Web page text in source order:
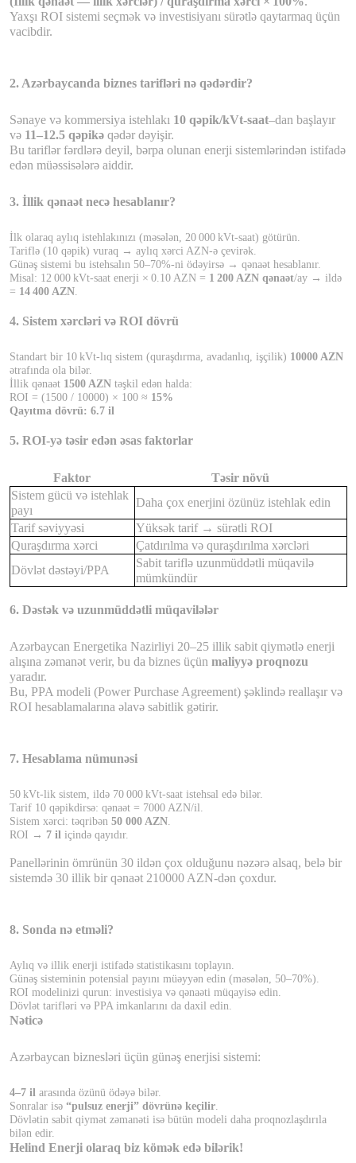
Yaxşı ROI sistemi seçmək və investisiyanı sürətlə qaytarmaq üçün
vacibdir.
2. Azərbaycanda biznes tarifləri nə qədərdir?
Sənaye və kommersiya istehlakı 10 qəpik/kVt-saat–dan başlayır
və 11–12.5 qəpikə qədər dəyişir.
Bu tariflər fərdlərə deyil, bərpa olunan enerji sistemlərindən istifadə
edən müəssisələrə aiddir.
3. İllik qənaət necə hesablanır?
İlk olaraq aylıq istehlakınızı (məsələn, 20 000 kVt-saat) götürün.
Tariflə (10 qəpik) vuraq → aylıq xərci AZN-ə çevirək.
Günəş sistemi bu istehsalın 50–70%-ni ödəyirsə → qənaət hesablanır.
Misal: 12 000 kVt-saat enerji × 0.10 AZN = 1 200 AZN qənaət/ay → ildə
= 14 400 AZN
4. Sistem xərcləri və ROI dövrü
Standart bir 10 kVt-l ıq sistem (quraşdırma, avadanlıq, işçilik) 10000 AZN
ətrafında ola bilər.
İllik qənaət 1500 AZN təşkil edən halda:
ROI = (1500 / 10000) × 100 ≈ 15%
Qayıtma dövrü: 6.7 il
5. ROI-yə təsir edən əsas faktorlar
Faktor
Təsir növü
Sistem gücü və istehlak
payı
Daha çox enerjini özünüz istehlak edin
Tarif səviyyəsi
Yüksək tarif → sürətli ROI
Quraşdırma xərci
Çatdırılma və quraşdırılma xərcləri
Dövlət dəstəyi/PPA
Sabit tariflə uzunmüddətli müqavilə
mümkündür
6. Dəstək və uzunmüddətli müqavilələr
Azərbaycan Energetika Nazirliyi 20–25 illik sabit qiymətlə enerji
alışına zəmanət verir, bu da biznes üçün maliyyə proqnozu
yaradır.
Bu, PPA modeli (Power Purchase Agreement) şəklində reallaşır və
ROI hesablamalarına əlavə sabitlik gətirir.
7. Hesablama nümunəsi
50 kVt-lik sistem, ildə 70 000 kVt-saat istehsal edə bil ər.
Tarif 10 qəpikdirsə: qənaət = 7000 AZN/il.
Sistem xərci: təqribən 50 000 AZN
ROI → 7 il içində qayıdır.
Panellərinin ömrünün 30 ildən çox olduğunu nəzərə alsaq, belə bir
sistemdə 30 illik bir qənaət 210000 AZN-dən çoxdur.
8. Sonda nə etməli?
Aylıq və illik enerji istifadə statistikasını toplayın.
Günəş sisteminin potensial payını müəyyən edin (məsələn, 50–70%).
ROI modelinizi qurun: investisiya və qənaəti müqayisə edin.
Dövlət tarifləri və PPA imkanlarını da daxil edin.
Nəticə
Azərbaycan biznesləri üçün günəş enerjisi sistemi:
4–7 il arasında özünü ödəyə bilər.
Sonralar isə “pulsuz enerji” dövrünə keçilir
Dövlətin sabit qiymət zəmanəti isə bütün modeli daha proqnozlaşdırıla
bilən edir.
Helind Enerji olaraq biz kömək edə bilərik!